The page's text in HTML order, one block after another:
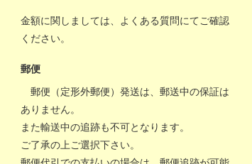
金額に関しましては、 よくある質問にてご確認
ください。
郵便
郵便（定形外郵便）発送は、郵送中の保証は
ありません。
また輸送中の追跡も不可となります。
ご了承の上ご選択下さい。